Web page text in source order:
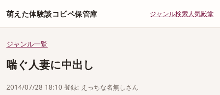
萌えた体験談コピペ保管庫 ジャンル検索人気殿堂
ジャンル一覧
喘ぐ人妻に中出し
2014/07/28 18:10 登録: えっちな名無しさん